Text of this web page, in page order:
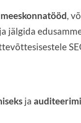
meeskonnatööd ,
jälgida
ja